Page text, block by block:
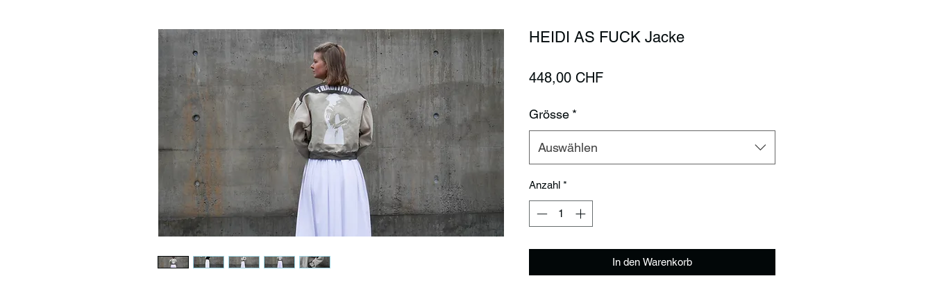
HEIDI AS FUCK Jacke
448,00 CHFPreis
Grösse *
Auswählen
Anzahl *
In den Warenkorb